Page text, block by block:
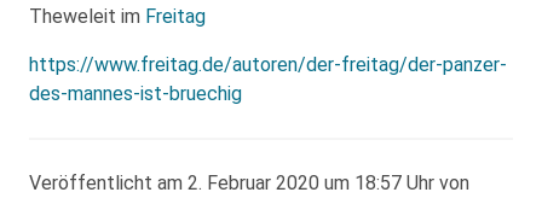
Theweleit im Freitag
https://www.freitag.de/autoren/der-freitag/der-panzer-
des-mannes-ist-bruechig
Veröffentlicht am 2. Februar 2020 um 18:57 Uhr von